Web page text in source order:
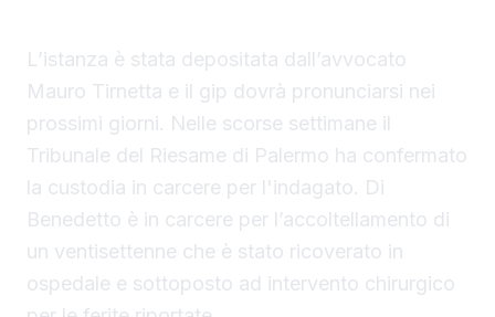
L’istanza è stata depositata dall’avvocato
Mauro Tirnetta e il gip dovrà pronunciarsi nei
prossimi giorni. Nelle scorse settimane il
Tribunale del Riesame di Palermo ha confermato
la custodia in carcere per l'indagato. Di
Benedetto è in carcere per l’accoltellamento di
un ventisettenne che è stato ricoverato in
ospedale e sottoposto ad intervento chirurgico